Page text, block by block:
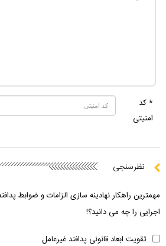
* کد
امنیتی
نظرسنجی
مهمترین راهکار نهادینه سازی الزامات و ضوابط
اجرایی را چه می دانید؟!
تقویت ابعاد قانونی پدافند غیرعامل